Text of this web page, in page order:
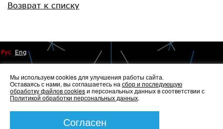
Возврат к списку
Рус Eng
© 2014 - 2026 Иннопрактика
Политика по обработке и защите персональных данных
Политика по работе с файлами Cookies
Создание сайта —
Мы используем cookies для улучшения работы сайта.
Оставаясь с нами, вы соглашаетесь на сбор и последующую
обработку файлов cookiesи персональных данных в соответствии с
Политикой обработки персональных данных.
Согласен